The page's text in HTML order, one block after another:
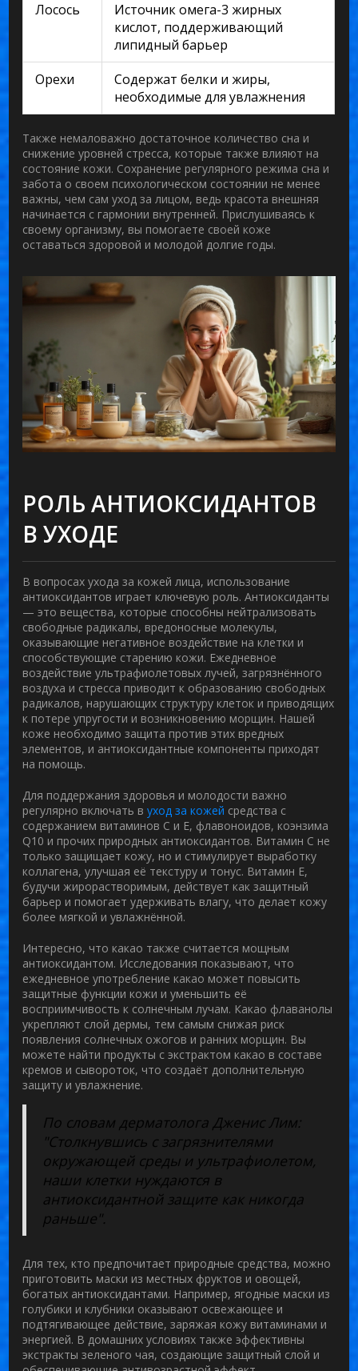
Лосось
Источник омега-3 жирных
кислот, поддерживающий
липидный барьер
Орехи
Содержат белки и жиры,
необходимые для увлажнения
Также немаловажно достаточное количество сна и
снижение уровней стресса, которые также влияют на
состояние кожи. Сохранение регулярного режима сна и
забота о своем психологическом состоянии не менее
важны, чем самуход за лицом, ведь красота внешняя
начинается с гармонии внутренней. Прислушиваясь к
своему организму, вы помогаете своей коже
оставаться здоровой и молодой долгие годы.
РОЛЬ АНТИОКСИДАНТОВ
В УХОДЕ
В вопросах ухода за кожей лица, использование
антиоксидантов играет ключевую роль.Антиоксиданты
— это вещества, которые способны нейтрализовать
свободные радикалы, вредоносные молекулы,
оказывающие негативное воздействие на клетки и
способствующие старению кожи. Ежедневное
воздействие ультрафиолетовых лучей, загрязнённого
воздуха и стресса приводит к образованию свободных
радикалов, нарушающих структуру клеток и приводящих
к потере упругости и возникновению морщин. Нашей
коже необходимо защита против этих вредных
элементов, и антиоксидантные компоненты приходят
на помощь.
Для поддержания здоровья и молодости важно
регулярно включать вуход за кожей средства с
содержанием витаминов C и E, флавоноидов, коэнзима
Q10 и прочих природных антиоксидантов. Витамин C не
только защищает кожу, но и стимулирует выработку
коллагена, улучшая её текстуру и тонус. Витамин E,
будучи жирорастворимым, действует как защитный
барьер и помогает удерживать влагу, что делает кожу
более мягкой и увлажнённой.
Интересно, что какао также считается мощным
антиоксидантом. Исследования показывают, что
ежедневное употребление какао может повысить
защитные функции кожи и уменьшить её
восприимчивость к солнечным лучам. Какао флаванолы
укрепляют слой дермы, тем самым снижая риск
появления солнечных ожогов и ранних морщин. Вы
можете найти продукты с экстрактом какао в составе
кремов и сывороток, что создаёт дополнительную
защиту и увлажнение.
По словам дерматолога Дженис Лим:
"Столкнувшись с загрязнителями
окружающей среды и ультрафиолетом,
наши клетки нуждаются в
антиоксидантной защите как никогда
раньше".
Для тех, кто предпочитает природные средства, можно
приготовить маски из местных фруктов и овощей,
богатых антиоксидантами. Например, ягодные маски из
голубики и клубники оказывают освежающее и
подтягивающее действие, заряжая кожу витаминами и
энергией. В домашних условиях также эффективны
экстракты зеленого чая, создающие защитный слой и